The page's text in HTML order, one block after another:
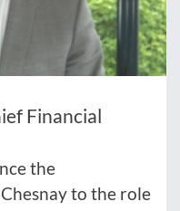
Financial
the
to the role